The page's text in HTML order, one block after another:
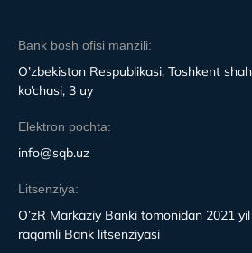
Bank bosh ofisi manzili:
O’zbekiston Respublikasi, Toshkent
ko’chasi, 3 uy
Elektron pochta:
info@sqb.uz
Litsenziya:
O’zR Markaziy Banki tomonidan 2021
raqamli Bank litsenziyasi